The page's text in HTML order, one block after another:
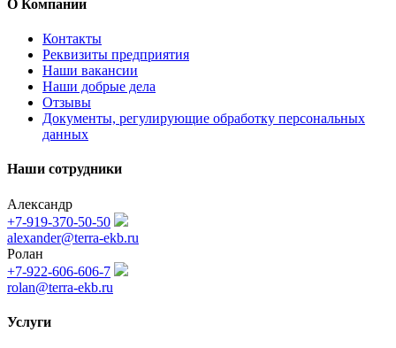
О Компании
Контакты
Реквизиты предприятия
Наши вакансии
Наши добрые дела
Отзывы
Документы, регулирующие обработку персональных
данных
Наши сотрудники
Александр
+7-919-370-50-50
alexander@terra-ekb.ru
Ролан
+7-922-606-606-7
rolan@terra-ekb.ru
Услуги